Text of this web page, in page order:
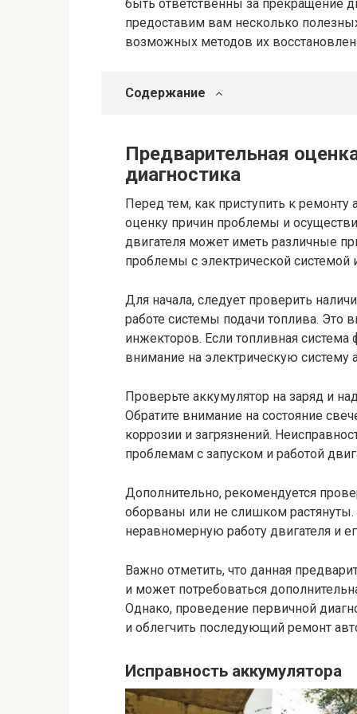
быть ответственны за прекращение
предоставим вам несколько
возможных методов их
Содержание
Предварительная
диагностика
Перед тем, как приступить к
оценку причин проблемы и
двигателя может иметь различные
проблемы с электрической системой
Для начала, следует проверить
работе системы подачи топлива. Это
инжекторов. Если топливная
внимание на электрическую систему
Проверьте аккумулятор на заряд и
Обратите внимание на состояние
коррозии и загрязнений.
проблемам с запуском и работой
Дополнительно, рекомендуется
оборваны или не слишком
неравномерную работу двигателя и
Важно отметить, что данная
и может потребоваться
Однако, проведение первичной
и облегчить последующий ремонт
Исправность аккумулятора